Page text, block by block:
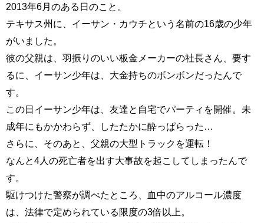
2013年6月のある日のこと。
テキサス州に、イーサン・カウチという名前の16歳の少年
がいました。
彼の父親は、羽振りのいい板金メーカーの社長さん、要す
るに、イーサン少年は、大金持ちのボンボンだったんで
す。
この日イーサン少年は、友達と自宅でパーティを開催。未
成年にもかかわらず、したたかに酔っぱらった…
さらに、そのあと、父親の大型トラックを運転！
なんと4人の死亡者を出す大事故を起こしてしまったんで
す。
駆けつけた警察が調べたところ、血中のアルコール濃度
は、法律で定められている限度の3倍以上。